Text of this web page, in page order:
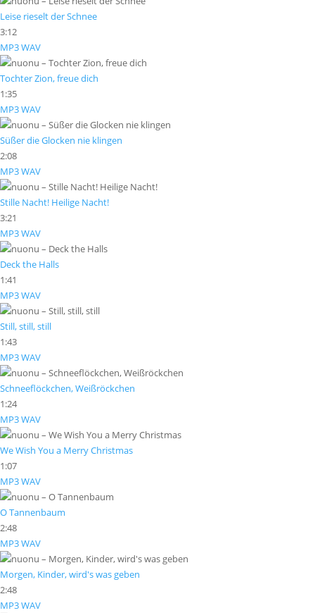
Leise rieselt der Schnee
3:12
MP3WAV
Tochter Zion, freue dich
1:35
MP3WAV
Süßer die Glocken nie klingen
2:08
MP3WAV
Stille Nacht! Heilige Nacht!
3:21
MP3WAV
Deck the Halls
1:41
MP3WAV
Still, still, still
1:43
MP3WAV
Schneeflöckchen, Weißröckchen
1:24
MP3WAV
We Wish You a Merry Christmas
1:07
MP3WAV
O Tannenbaum
2:48
MP3WAV
Morgen, Kinder, wird's was geben
2:48
MP3WAV